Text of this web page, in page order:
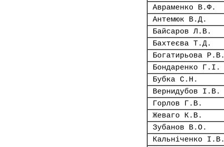
Авраменко В.Ф.
Антемюк В.Д.
Байсаров Л.В.
Бахтеєва Т.Д.
Богатирьова Р.В.
Бондаренко Г.І.
Бубка С.Н.
Вернидубов І.В.
Горлов Г.В.
Жеваго К.В.
Зубанов В.О.
Кальніченко І.В.